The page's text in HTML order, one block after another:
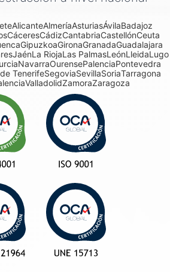
AlicanteAlmeríaAsturiasÁvilaBadajoz
CáceresCádizCantabriaCastellónCeuta
GipuzkoaGironaGranadaGuadalajara
JaénLa RiojaLas PalmasLeónLleidaLugo
NavarraOurensePalenciaPontevedra
TenerifeSegoviaSevillaSoriaTarragona
ValladolidZamoraZaragoza